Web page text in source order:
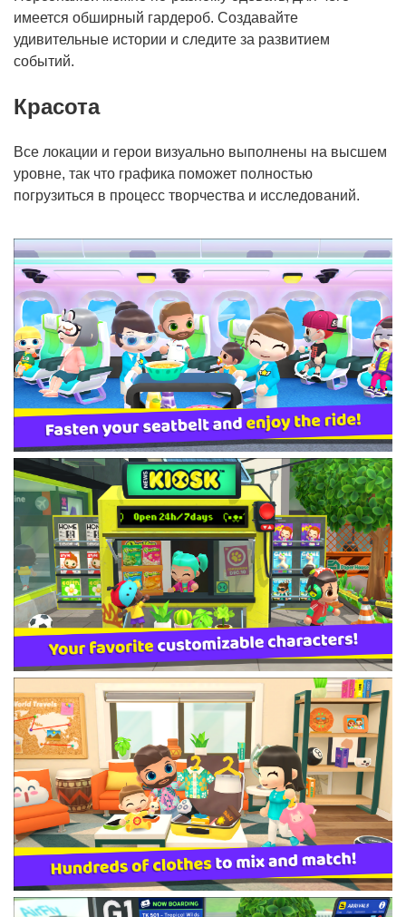
имеется обширный гардероб. Создавайте
удивительные истории и следите за развитием
событий.
Красота
Все локации и герои визуально выполнены на высшем
уровне, так что графика поможет полностью
погрузиться в процесс творчества и исследований.